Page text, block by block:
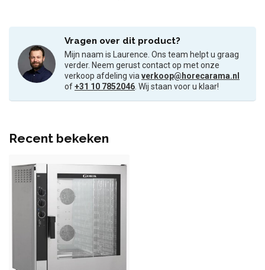
Vragen over dit product?
Mijn naam is Laurence. Ons team helpt u graag
verder. Neem gerust contact op met onze
verkoop afdeling viaverkoop@horecarama.nl
of+31 10 7852046. Wij staan voor u klaar!
Recent bekeken